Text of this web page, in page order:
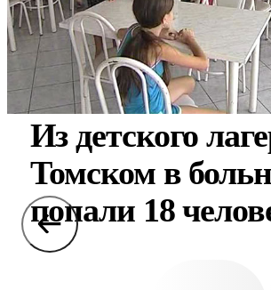
Из детского
Томском в
попали 18